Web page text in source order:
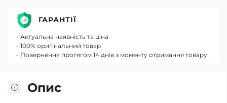
Опис
ГАРАНТІЇ
- Актуальна наявність та ціна
- 100% оригінальний товар
- Повернення протягом 14 днів з моменту отримання товару